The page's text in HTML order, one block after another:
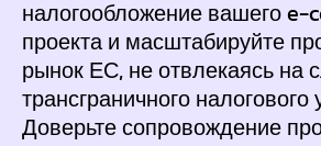
налогообложение вашего e-
проекта и масштабируйте
рынок ЕС, не отвлекаясь на
трансграничного налогового
Доверьте сопровождение